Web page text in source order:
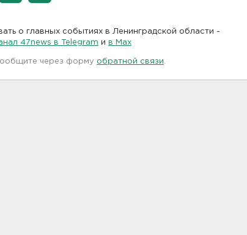
о главных событиях в Ленинградской области -
47news в Telegram и в Maх
через форму обратной связи